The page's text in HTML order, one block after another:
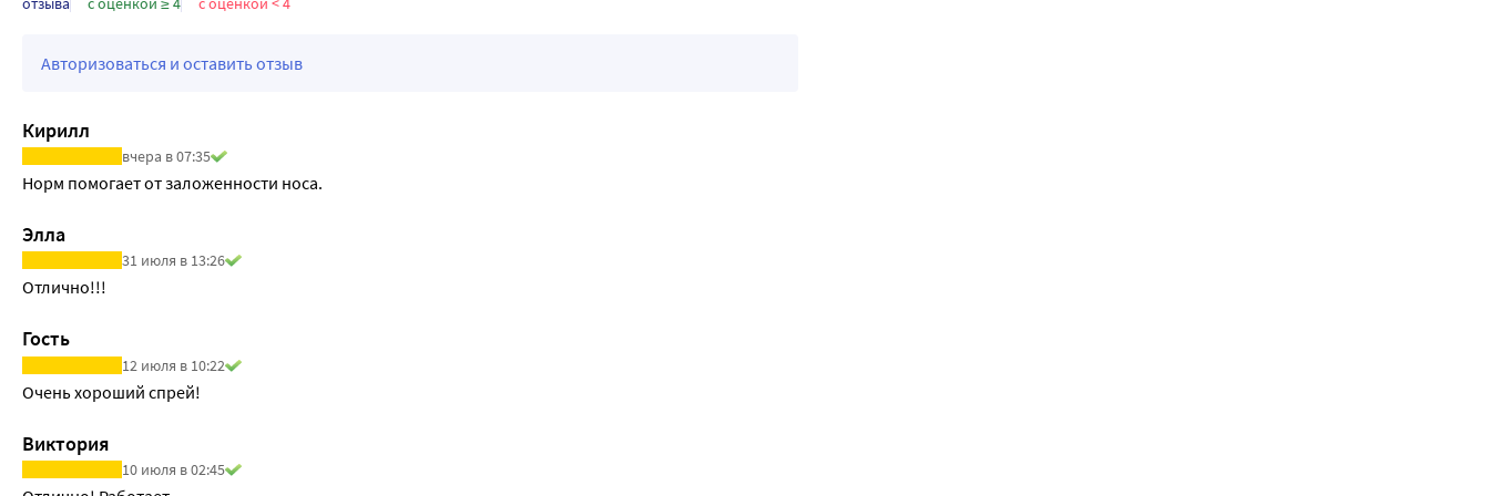
Авторизоваться и оставить отзыв
Кирилл
вчера в 07:35
Норм помогает от заложенности носа.
Элла
31 июля в 13:26
Отлично!!!
Гость
12 июля в 10:22
Очень хороший спрей!
Виктория
10 июля в 02:45